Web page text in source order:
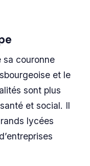
sa couronne
et le
sont plus
et social. Il
lycées